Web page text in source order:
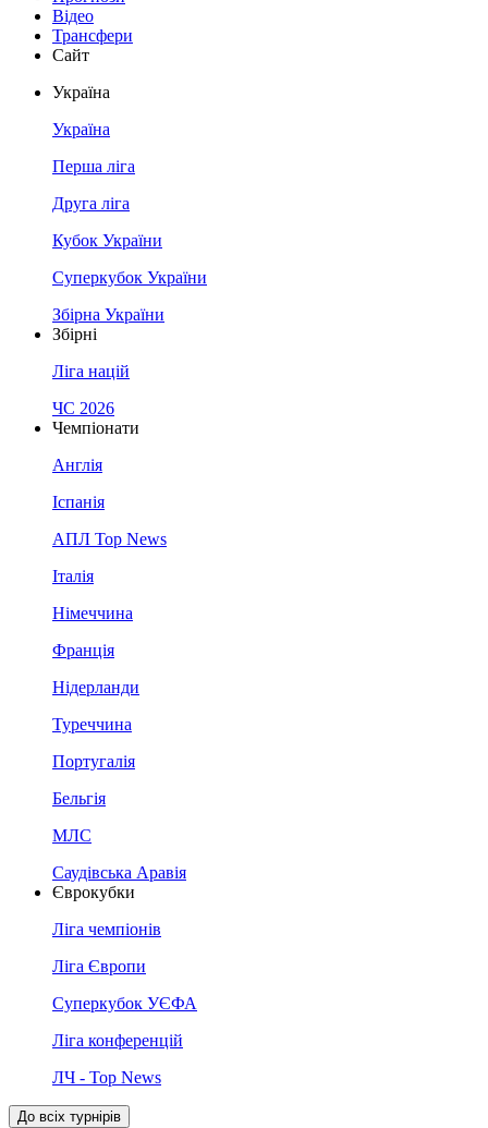
Відео
Трансфери
Сайт
Україна
Україна
Перша ліга
Друга ліга
Кубок України
Суперкубок України
Збірна України
Збірні
Ліга націй
ЧС 2026
Чемпіонати
Англія
Іспанія
АПЛ Top News
Італія
Німеччина
Франція
Нідерланди
Туреччина
Португалія
Бельгія
МЛС
Саудівська Аравія
Єврокубки
Ліга чемпіонів
Ліга Європи
Суперкубок УЄФА
Ліга конференцій
ЛЧ - Top News
До всіх турнірів